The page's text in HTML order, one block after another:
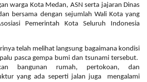
warga Kota Medan, ASN serta jajaran Dinas
bersama dengan sejumlah Wali Kota yang
Pemerintah Kota Seluruh Indonesia
telah melihat langsung bagaimana kondisi
pasca gempa bumi dan tsunami tersebut.
bangunan rumah, pertokoan, dan
yang ada seperti jalan juga mengalami